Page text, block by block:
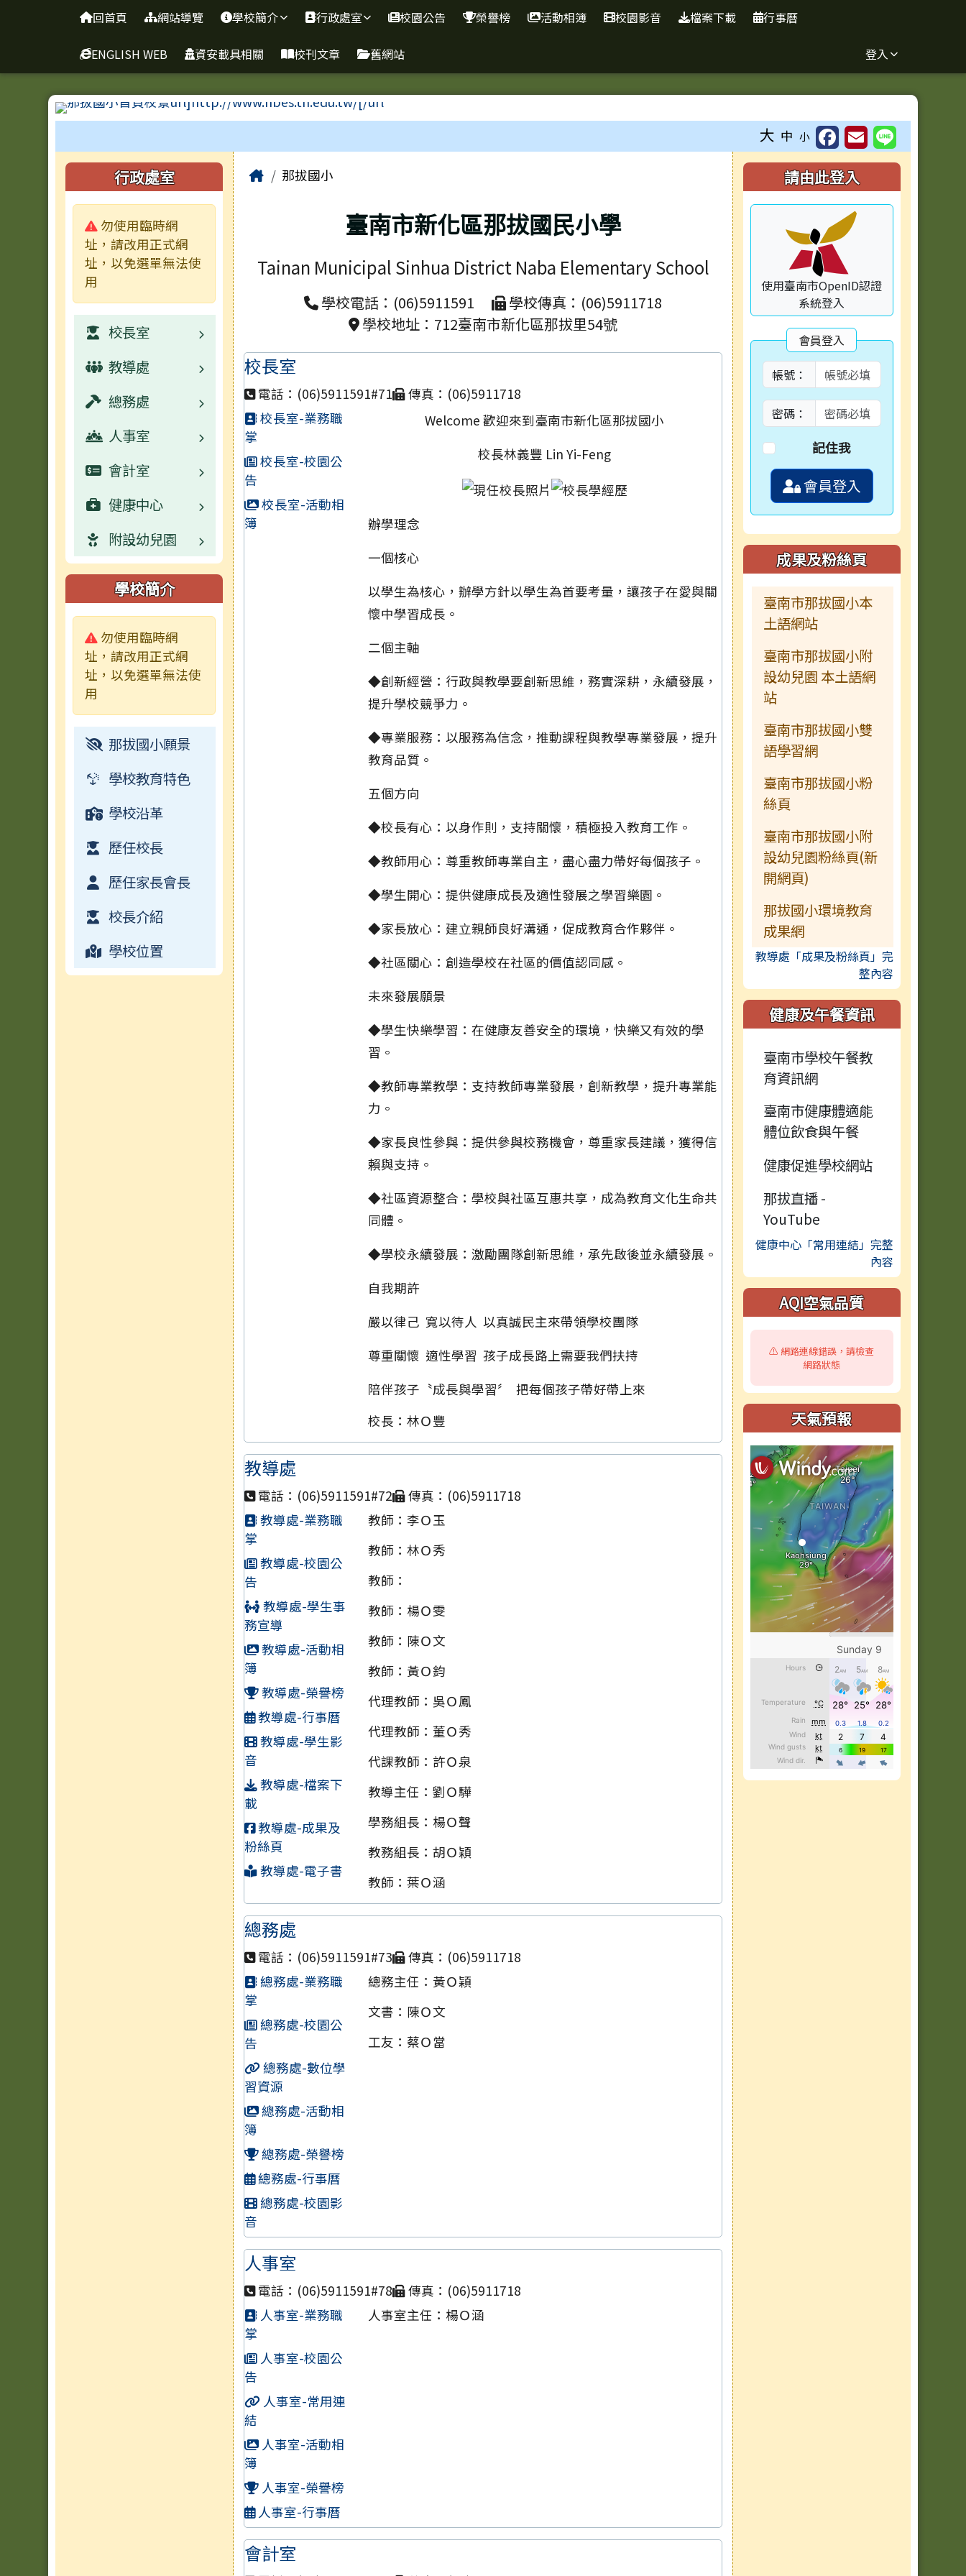
臺南市新化區那拔國民小學
回首頁 網站導覽 學校簡介 行政處室 校園公告 榮譽榜 活動相簿 校園影音 檔案下載 行事曆
ENGLISH WEB 資安載具相關 校刊文章 舊網站 登入
大 中 小
左邊區域內容
行政處室
警告:
勿使用臨時網
址，請改用正式網
址，以免選單無法使
用
校長室
業務職掌
校園公告
活動相簿
教導處
業務職掌
校園公告
學生事務宣導
活動相簿
榮譽榜
行事曆
學生影音
檔案下載
成果及粉絲頁
電子書
總務處
業務職掌
校園公告
數位學習資源
活動相簿
榮譽榜
行事曆
校園影音
人事室
業務職掌
校園公告
常用連結
活動相簿
榮譽榜
行事曆
會計室
業務職掌
校園公告
常用連結
活動相簿
榮譽榜
行事曆
健康中心
業務職掌
校園公告
活動相簿
校園影音
常用連結
檔案下載
附設幼兒園
校園公告
業務職掌
活動相簿
榮譽榜
校園影音
常用連結
檔案下載
行事曆
學校簡介
警告:
勿使用臨時網
址，請改用正式網
址，以免選單無法使
用
那拔國小願景
學校教育特色
學校沿革
歷任校長
歷任家長會長
校長介紹
學校位置
主內容區域
Home那拔國小
臺南市新化區那拔國民小學
Tainan Municipal Sinhua District Naba Elementary School
學校電話：(06)5911591
學校傳真：(06)5911718
學校地址：712臺南市新化區那拔里54號
校長室
電話：(06)5911591#71
傳真：(06)5911718
校長室-業務職
掌
校長室-校園公
告
校長室-活動相
簿
Welcome 歡迎來到臺南市新化區那拔國小
校長林義豐 Lin Yi-Feng
辦學理念
一個核心
以學生為核心，辦學方針以學生為首要考量，讓孩子在愛與關
懷中學習成長。
二個主軸
◆創新經營：行政與教學要創新思維，務實深耕，永續發展，
提升學校競爭力。
◆專業服務：以服務為信念，推動課程與教學專業發展，提升
教育品質。
五個方向
◆校長有心：以身作則，支持關懷，積極投入教育工作。
◆教師用心：尊重教師專業自主，盡心盡力帶好每個孩子。
◆學生開心：提供健康成長及適性發展之學習樂園。
◆家長放心：建立親師良好溝通，促成教育合作夥伴。
◆社區關心：創造學校在社區的價值認同感。
未來發展願景
◆學生快樂學習：在健康友善安全的環境，快樂又有效的學
習。
◆教師專業教學：支持教師專業發展，創新教學，提升專業能
力。
◆家長良性參與：提供參與校務機會，尊重家長建議，獲得信
賴與支持。
◆社區資源整合：學校與社區互惠共享，成為教育文化生命共
同體。
◆學校永續發展：激勵團隊創新思維，承先啟後並永續發展。
自我期許
嚴以律己 寬以待人 以真誠民主來帶領學校團隊
尊重關懷 適性學習 孩子成長路上需要我們扶持
陪伴孩子〝成長與學習〞 把每個孩子帶好帶上來
校長：林Ｏ豐
教導處
電話：(06)5911591#72
傳真：(06)5911718
教導處-業務職
掌
教導處-校園公
告
教導處-學生事
務宣導
教導處-活動相
簿
教導處-榮譽榜
教導處-行事曆
教導處-學生影
音
教導處-檔案下
載
教導處-成果及
粉絲頁
教導處-電子書
教師：李Ｏ玉
教師：林Ｏ秀
教師：
教師：楊Ｏ雯
教師：陳Ｏ文
教師：黃Ｏ鈞
代理教師：吳Ｏ鳳
代理教師：董Ｏ秀
代課教師：許Ｏ泉
教導主任：劉Ｏ驊
學務組長：楊Ｏ聲
教務組長：胡Ｏ穎
教師：葉Ｏ涵
總務處
電話：(06)5911591#73
傳真：(06)5911718
總務處-業務職
掌
總務處-校園公
告
總務處-數位學
習資源
總務處-活動相
簿
總務處-榮譽榜
總務處-行事曆
總務處-校園影
音
總務主任：黃Ｏ穎
文書：陳Ｏ文
工友：蔡Ｏ當
人事室
電話：(06)5911591#78
傳真：(06)5911718
人事室-業務職
掌
人事室-校園公
告
人事室-常用連
結
人事室-活動相
簿
人事室-榮譽榜
人事室-行事曆
人事室主任：楊Ｏ涵
會計室
右邊區域內容
請由此登入
使用臺南市OpenID認證
系統登入
會員登入
帳號：
密碼：
記住我
會員登入
成果及粉絲頁
臺南市那拔國小本
土語網站
臺南市那拔國小附
設幼兒園 本土語網
站
臺南市那拔國小雙
語學習網
臺南市那拔國小粉
絲頁
臺南市那拔國小附
設幼兒園粉絲頁(新
開網頁)
那拔國小環境教育
成果網
教導處「成果及粉絲頁」完
整內容
健康及午餐資訊
臺南市學校午餐教
育資訊網
臺南市健康體適能
體位飲食與午餐
健康促進學校網站
那拔直播 -
YouTube
健康中心「常用連結」完整
內容
AQI空氣品質
⚠️ 網路連線錯誤，請檢查
網路狀態
天氣預報
頁尾區域